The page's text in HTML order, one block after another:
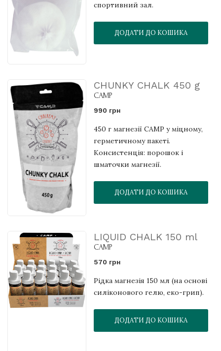
спортивний зал.
ДОДАТИ ДО КОШИКА
CHUNKY CHALK 450 g
CAMP
990 грн
450 г магнезії CAMP у міцному,
герметичному пакеті.
Консистенція: порошок і
шматочки магнезії.
ДОДАТИ ДО КОШИКА
LIQUID CHALK 150 ml
CAMP
570 грн
Рідка магнезія 150 мл (на основі
силіконового гелю, еко-грип).
ДОДАТИ ДО КОШИКА